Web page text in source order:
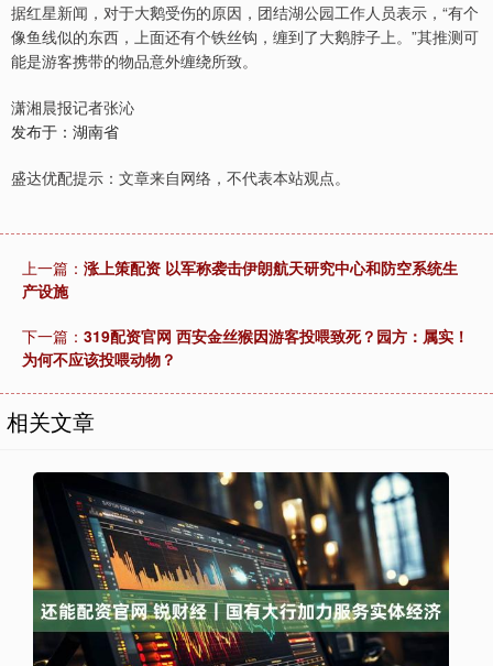
据红星新闻，对于大鹅受伤的原因，团结湖公园工作人员表示，“有个
像鱼线似的东西，上面还有个铁丝钩，缠到了大鹅脖子上。”其推测可
能是游客携带的物品意外缠绕所致。
潇湘晨报记者张沁
发布于：湖南省
盛达优配提示：文章来自网络，不代表本站观点。
上一篇： 涨上策配资 以军称袭击伊朗航天研究中心和防空系统生
产设施
下一篇： 319配资官网 西安金丝猴因游客投喂致死？园方：属实！
为何不应该投喂动物？
相关文章